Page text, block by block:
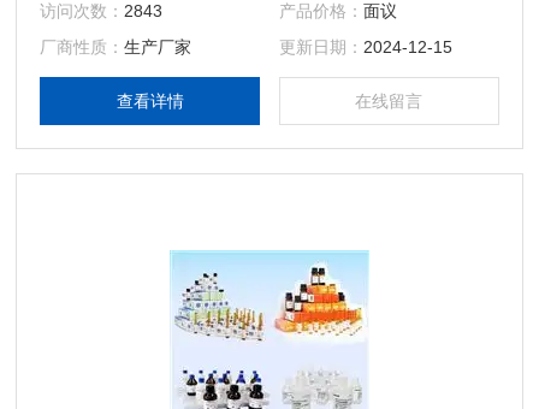
访问次数： 2843 产品价格： 面议
厂商性质：生产厂家 更新日期： 2024-12-15
查看详情 在线留言